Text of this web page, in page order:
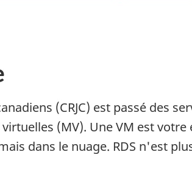
(CRJC) est passé des
virtuelles (MV). Une VM est
dans le nuage. RDS n'est